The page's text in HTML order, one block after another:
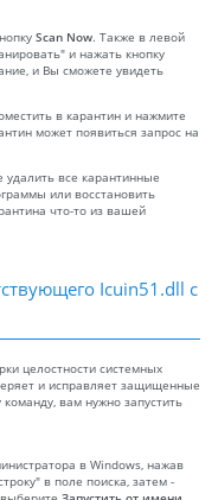
Scan Now. Также в левой
и нажать кнопку
и Вы сможете увидеть
в карантин и нажмите
может появиться запрос на
все карантинные
или восстановить
что-то из вашей
Icuin51.dll с
целостности системных
и исправляет защищенные
вам нужно запустить
в Windows, нажав
в поле поиска, затем -